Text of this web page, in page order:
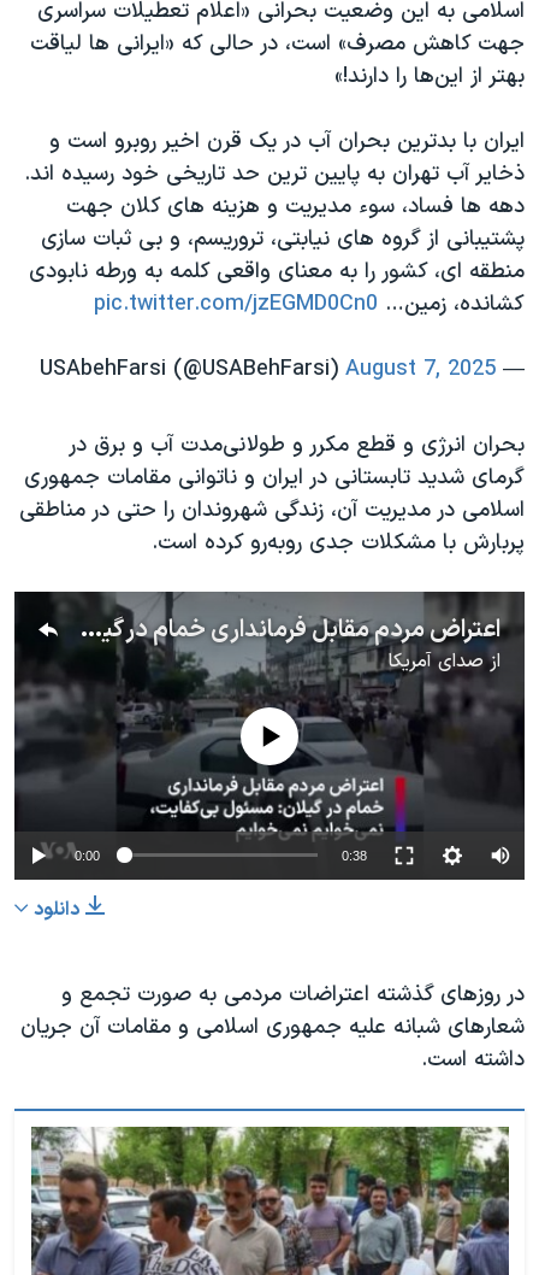
اسلامی به این وضعیت بحرانی «اعلام تعطیلات سراسری
جهت کاهش مصرف» است، در حالی که «ایرانی ها لیاقت
بهتر از این‌ها را دارند!»
ایران با بدترین بحران آب در یک قرن اخیر روبرو است و
ذخایر آب تهران به پایین‌ ترین حد تاریخی خود رسیده اند.
دهه‌ ها فساد، سوء مدیریت و هزینه‌ های کلان جهت
پشتیبانی از گروه‌ های نیابتی، تروریسم، و بی‌ ثبات‌ سازی
منطقه ‌ای، کشور را به معنای واقعی کلمه به ورطه نابودی
کشانده، زمین… pic.twitter.com/jzEGMD0Cn0
— USAbehFarsi (@USABehFarsi)
August 7, 2025
بحران انرژی و قطع مکرر و طولانی‌مدت آب و برق در
گرمای شدید تابستانی در ایران و ناتوانی مقامات جمهوری
اسلامی در مدیریت آن، زندگی شهروندان را حتی در مناطقی
پربارش با مشکلات جدی روبه‌رو کرده است.
اعتراض مردم مقابل فرمانداری خمام در گیلان: مسئول بی‌کفایت، نمی‌خوایم نمی‌خوایم
ازصدای آمریکا
720p
1080p
No media source currently available
0:00 0:38
480p
720p
1080p
دانلود
در روزهای گذشته اعتراضات مردمی به صورت تجمع و
شعارهای شبانه علیه جمهوری اسلامی و مقامات آن جریان
داشته است.